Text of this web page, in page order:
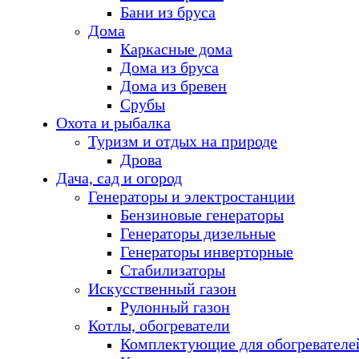
Бани из бруса
Дома
Каркасные дома
Дома из бруса
Дома из бревен
Срубы
Охота и рыбалка
Туризм и отдых на природе
Дрова
Дача, сад и огород
Генераторы и электростанции
Бензиновые генераторы
Генераторы дизельные
Генераторы инверторные
Стабилизаторы
Искусственный газон
Рулонный газон
Котлы, обогреватели
Комплектующие для